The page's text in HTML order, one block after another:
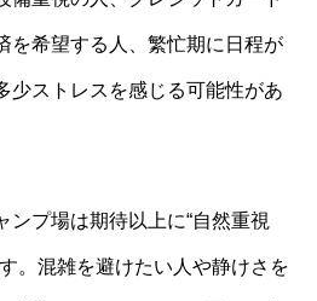
を希望する人、繁忙期に日程が
少ストレスを感じる可能性があ
ンプ場は期待以上に“自然重視
。混雑を避けたい人や静けさを